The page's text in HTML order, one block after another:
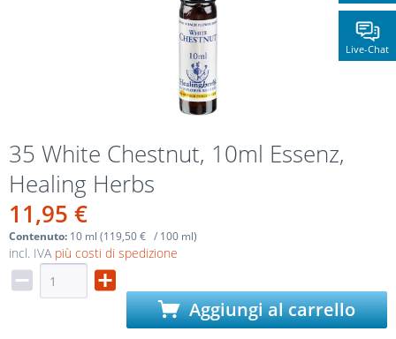
Live-Chat
35 White Chestnut, 10ml Essenz,
Healing Herbs
11,95 €
Contenuto: 10 ml (119,50 € / 100 ml)
incl. IVA più costi di spedizione
Aggiungi al carrello